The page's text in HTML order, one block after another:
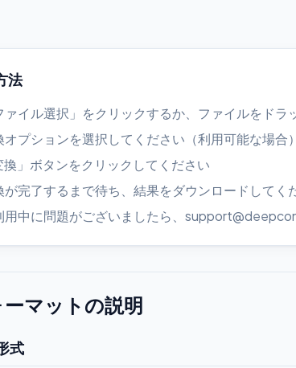
法
ァイル選択」をクリックするか、ファイルをド
オプションを選択してください（利用可能な場合）
換」ボタンをクリックしてください
が完了するまで待ち、結果をダウンロードしてく
用中に問題がございましたら、
ーマットの説明
式